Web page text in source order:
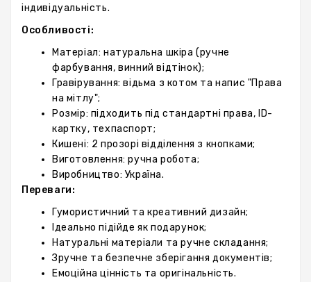
індивідуальність.
Особливості:
Матеріал: натуральна шкіра (ручне
фарбування, винний відтінок);
Гравірування: відьма з котом та напис "Права
на мітлу";
Розмір: підходить під стандартні права, ID-
картку, техпаспорт;
Кишені: 2 прозорі відділення з кнопками;
Виготовлення: ручна робота;
Виробництво: Україна.
Переваги:
Гумористичний та креативний дизайн;
Ідеально підійде як подарунок;
Натуральні матеріали та ручне складання;
Зручне та безпечне зберігання документів;
Емоційна цінність та оригінальність.